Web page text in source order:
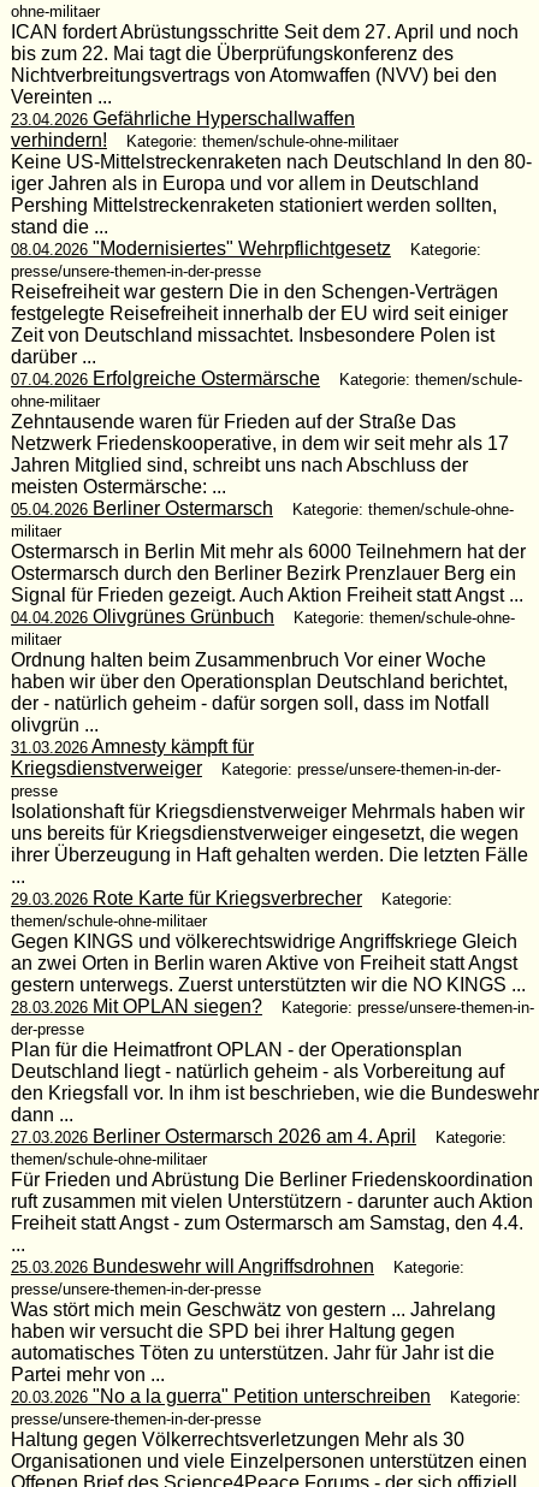
ohne-militaer
ICAN fordert Abrüstungsschritte Seit dem 27. April und noch
bis zum 22. Mai tagt die Überprüfungskonferenz des
Nichtverbreitungsvertrags von Atomwaffen (NVV) bei den
Vereinten ...
23.04.2026Gefährliche Hyperschallwaffen
verhindern!
Kategorie: themen/schule-ohne-militaer
Keine US-Mittelstreckenraketen nach Deutschland In den 80-
iger Jahren als in Europa und vor allem in Deutschland
Pershing Mittelstreckenraketen stationiert werden sollten,
stand die ...
08.04.2026"Modernisiertes" Wehrpflichtgesetz
Kategorie:
presse/unsere-themen-in-der-presse
Reisefreiheit war gestern Die in den Schengen-Verträgen
festgelegte Reisefreiheit innerhalb der EU wird seit einiger
Zeit von Deutschland missachtet. Insbesondere Polen ist
darüber ...
07.04.2026Erfolgreiche Ostermärsche
Kategorie: themen/schule-
ohne-militaer
Zehntausende waren für Frieden auf der Straße Das
Netzwerk Friedenskooperative, in dem wir seit mehr als 17
Jahren Mitglied sind, schreibt uns nach Abschluss der
meisten Ostermärsche: ...
05.04.2026Berliner Ostermarsch
Kategorie: themen/schule-ohne-
militaer
Ostermarsch in Berlin Mit mehr als 6000 Teilnehmern hat der
Ostermarsch durch den Berliner Bezirk Prenzlauer Berg ein
Signal für Frieden gezeigt. Auch Aktion Freiheit statt Angst ...
04.04.2026Olivgrünes Grünbuch
Kategorie: themen/schule-ohne-
militaer
Ordnung halten beim Zusammenbruch Vor einer Woche
haben wir über den Operationsplan Deutschland berichtet,
der - natürlich geheim - dafür sorgen soll, dass im Notfall
olivgrün ...
31.03.2026Amnesty kämpft für
Kriegsdienstverweiger
Kategorie: presse/unsere-themen-in-der-
presse
Isolationshaft für Kriegsdienstverweiger Mehrmals haben wir
uns bereits für Kriegsdienstverweiger eingesetzt, die wegen
ihrer Überzeugung in Haft gehalten werden. Die letzten Fälle
...
29.03.2026Rote Karte für Kriegsverbrecher
Kategorie:
themen/schule-ohne-militaer
Gegen KINGS und völkerechtswidrige Angriffskriege Gleich
an zwei Orten in Berlin waren Aktive von Freiheit statt Angst
gestern unterwegs. Zuerst unterstützten wir die NO KINGS ...
28.03.2026Mit OPLAN siegen?
Kategorie: presse/unsere-themen-in-
der-presse
Plan für die Heimatfront OPLAN - der Operationsplan
Deutschland liegt - natürlich geheim - als Vorbereitung auf
den Kriegsfall vor. In ihm ist beschrieben, wie die Bundeswehr
dann ...
27.03.2026Berliner Ostermarsch 2026 am 4. April
Kategorie:
themen/schule-ohne-militaer
Für Frieden und Abrüstung Die Berliner Friedenskoordination
ruft zusammen mit vielen Unterstützern - darunter auch Aktion
Freiheit statt Angst - zum Ostermarsch am Samstag, den 4.4.
...
25.03.2026Bundeswehr will Angriffsdrohnen
Kategorie:
presse/unsere-themen-in-der-presse
Was stört mich mein Geschwätz von gestern ... Jahrelang
haben wir versucht die SPD bei ihrer Haltung gegen
automatisches Töten zu unterstützen. Jahr für Jahr ist die
Partei mehr von ...
20.03.2026"No a la guerra" Petition unterschreiben
Kategorie:
presse/unsere-themen-in-der-presse
Haltung gegen Völkerrechtsverletzungen Mehr als 30
Organisationen und viele Einzelpersonen unterstützen einen
Offenen Brief des Science4Peace Forums - der sich offiziell